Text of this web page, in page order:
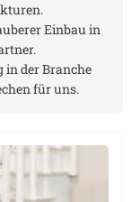
Einbau in
der Branche
für uns.